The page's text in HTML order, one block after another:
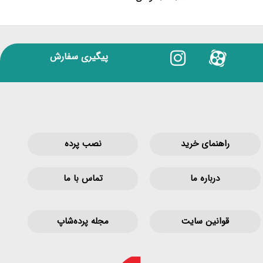
پیگیری سفارش
راهنمای خرید نصب پرده
درباره ما تماس با ما
قوانین‌ سایت مجله پرده‌شاپ